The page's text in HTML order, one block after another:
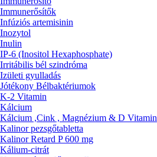
Immunerősítők
Infúziós artemisinin
Inozytol
Inulin
IP-6 (Inositol Hexaphosphate)
Irritábilis bél szindróma
Izületi gyulladás
Jótékony Bélbaktériumok
K-2 Vitamin
Kálcium
Kálcium ,Cink , Magnézium & D Vitamin
Kalinor pezsgőtabletta
Kalinor Retard P 600 mg
Kálium-citrát